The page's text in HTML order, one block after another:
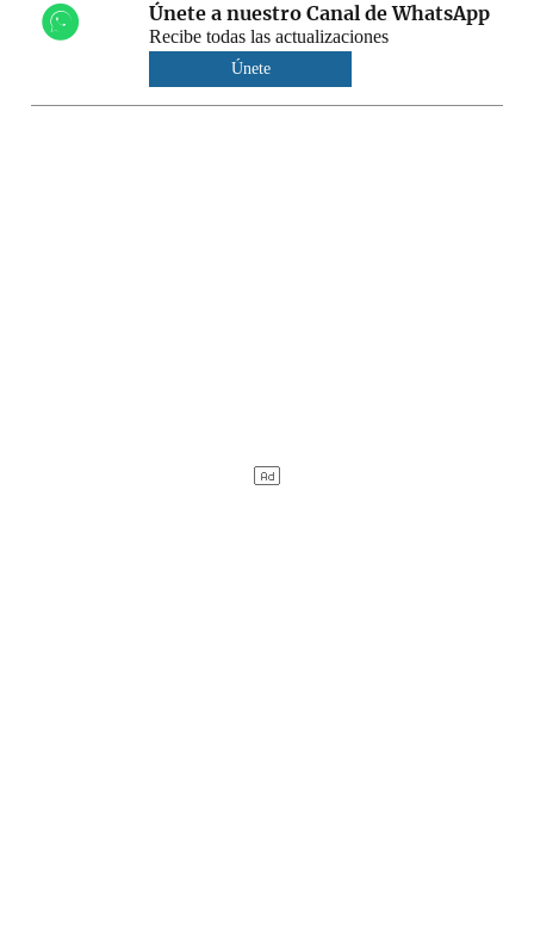
Únete a nuestro Canal de WhatsApp
Recibe todas las actualizaciones
Únete